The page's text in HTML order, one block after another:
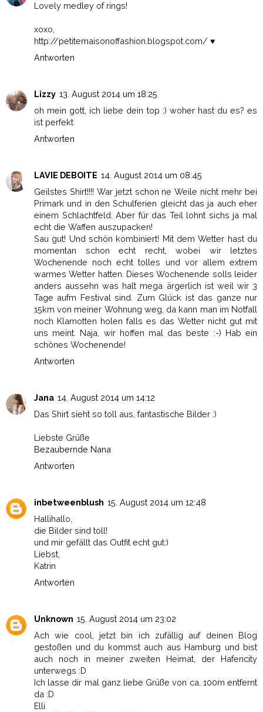
Lovely medley of rings!
xoxo,
http://petitemaisonoffashion.blogspot.com/ ♥
Antworten
Lizzy 13. August 2014 um 18:25
oh mein gott, ich liebe dein top :) woher hast du es? es
ist perfekt
Antworten
LAVIE DEBOITE 14. August 2014 um 08:45
Geilstes Shirt!!!! War jetzt schon ne Weile nicht mehr bei
Primark und in den Schulferien gleicht das ja auch eher
einem Schlachtfeld. Aber für das Teil lohnt sichs ja mal
echt die Waffen auszupacken!
Sau gut! Und schön kombiniert! Mit dem Wetter hast du
momentan schon echt recht, wobei wir letztes
Wochenende noch echt tolles und vor allem extrem
warmes Wetter hatten. Dieses Wochenende solls leider
anders aussehn was halt mega ärgerlich ist weil wir 3
Tage aufm Festival sind. Zum Glück ist das ganze nur
15km von meiner Wohnung weg, da kann man im Notfall
noch Klamotten holen falls es das Wetter nicht gut mit
uns meint. Naja, wir hoffen mal das beste :-) Hab ein
schönes Wochenende!
Antworten
Jana 14. August 2014 um 14:12
Das Shirt sieht so toll aus, fantastische Bilder :)
Liebste Grüße
Bezaubernde Nana
Antworten
inbetweenblush 15. August 2014 um 12:48
Hallihallo,
die Bilder sind toll!
und mir gefällt das Outfit echt gut:)
Liebst,
Katrin
Antworten
Unknown 15. August 2014 um 23:02
Ach wie cool, jetzt bin ich zufällig auf deinen Blog
gestoßen und du kommst auch aus Hamburg und bist
auch noch in meiner zweiten Heimat, der Hafencity
unterwegs :D
Ich lasse dir mal ganz liebe Grüße von ca. 100m entfernt
da :D
Elli